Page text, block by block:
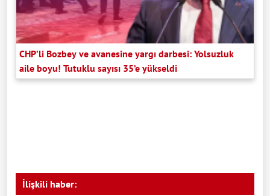
CHP’li Bozbey ve avanesine yargı darbesi: Yolsuzluk
aile boyu! Tutuklu sayısı 35’e yükseldi
İlişkili haber: